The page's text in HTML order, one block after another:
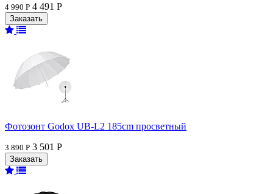
4 990 Р 4 491 Р
Фотозонт Godox UB-L2 185cm просветный
3 890 Р 3 501 Р